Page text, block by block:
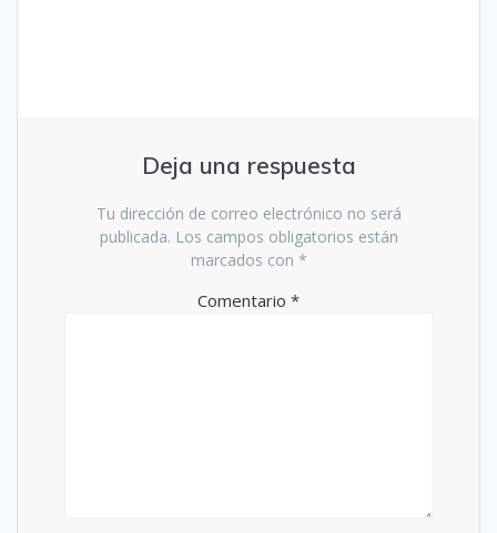
Deja una respuesta
Tu dirección de correo electrónico no será
publicada. Los campos obligatorios están
marcados con *
Comentario *